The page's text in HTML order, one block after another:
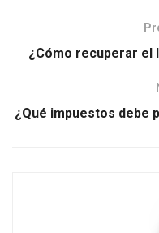
¿Cómo recuperar el
¿Qué impuestos debe